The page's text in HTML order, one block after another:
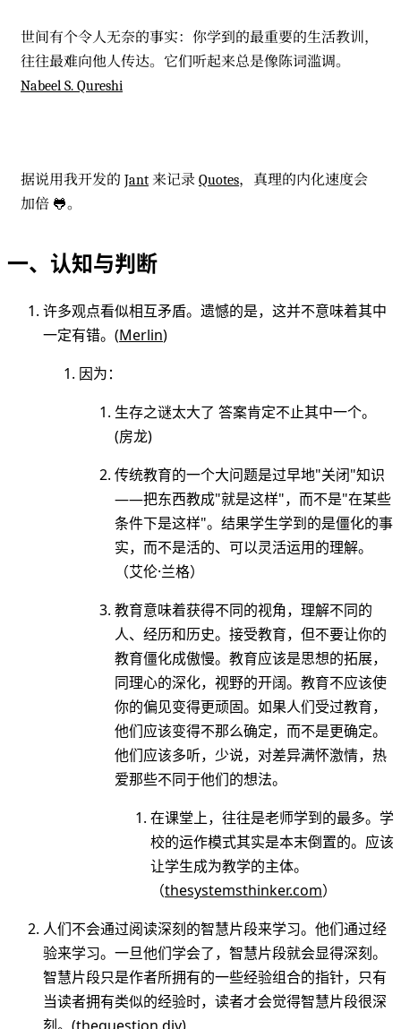
世间有个令人无奈的事实：你学到的最重要的生活教训，
往往最难向他人传达。它们听起来总是像陈词滥调。
Nabeel S. Qureshi
据说用我开发的 Jant 来记录 Quotes，真理的内化速度会
加倍 🐸。
一、认知与判断
许多观点看似相互矛盾。遗憾的是，这并不意味着其中
一定有错。(Merlin)
因为：
生存之谜太大了 答案肯定不止其中一个。
(房龙)
传统教育的一个大问题是过早地"关闭"知识
——把东西教成"就是这样"，而不是"在某些
条件下是这样"。结果学生学到的是僵化的事
实，而不是活的、可以灵活运用的理解。
（艾伦·兰格）
教育意味着获得不同的视角，理解不同的
人、经历和历史。接受教育，但不要让你的
教育僵化成傲慢。教育应该是思想的拓展，
同理心的深化，视野的开阔。教育不应该使
你的偏见变得更顽固。如果人们受过教育，
他们应该变得不那么确定，而不是更确定。
他们应该多听，少说，对差异满怀激情，热
爱那些不同于他们的想法。
在课堂上，往往是老师学到的最多。学
校的运作模式其实是本末倒置的。应该
让学生成为教学的主体。
（thesystemsthinker.com）
人们不会通过阅读深刻的智慧片段来学习。他们通过经
验来学习。一旦他们学会了，智慧片段就会显得深刻。
智慧片段只是作者所拥有的一些经验组合的指针，只有
当读者拥有类似的经验时，读者才会觉得智慧片段很深